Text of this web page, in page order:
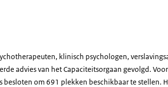
klinisch psychologen,
advies van het Capaciteitsorgaan gevolgd.
om 691 plekken beschikbaar te stellen.